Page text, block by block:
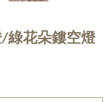
綠花朵鏤空燈